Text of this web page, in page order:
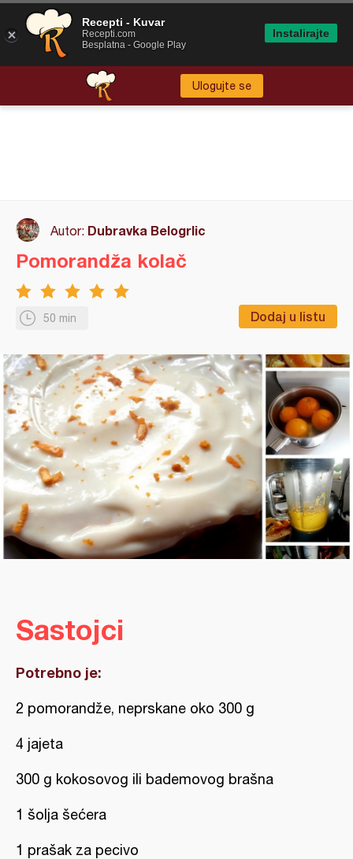
Ulogujte se
Autor: Dubravka Belogrlic
50 min Dodaj u listu
Pomorandža kolač
Sastojci
Potrebno je:
2 pomorandže, neprskane oko 300 g
4 jajeta
300 g kokosovog ili bademovog brašna
1 šolja šećera
1 prašak za pecivo
Recepti - Kuvar
Recepti.com
Besplatna - Google Play
Instalirajte